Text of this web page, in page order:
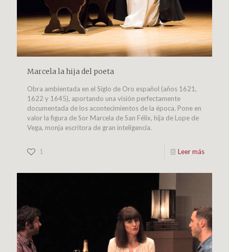
Marcela la hija del poeta
Obra ambientada en el Siglo de Oro español (años 1621,
1622 y 1645), aportando una visión perfectamente
documentada de los acontecimientos de la época. Pone en
valor la figura de Sor Marcela de San Félix, hija de Lope de
Vega, monja escritora de gran inteligencia.
1 Leer más